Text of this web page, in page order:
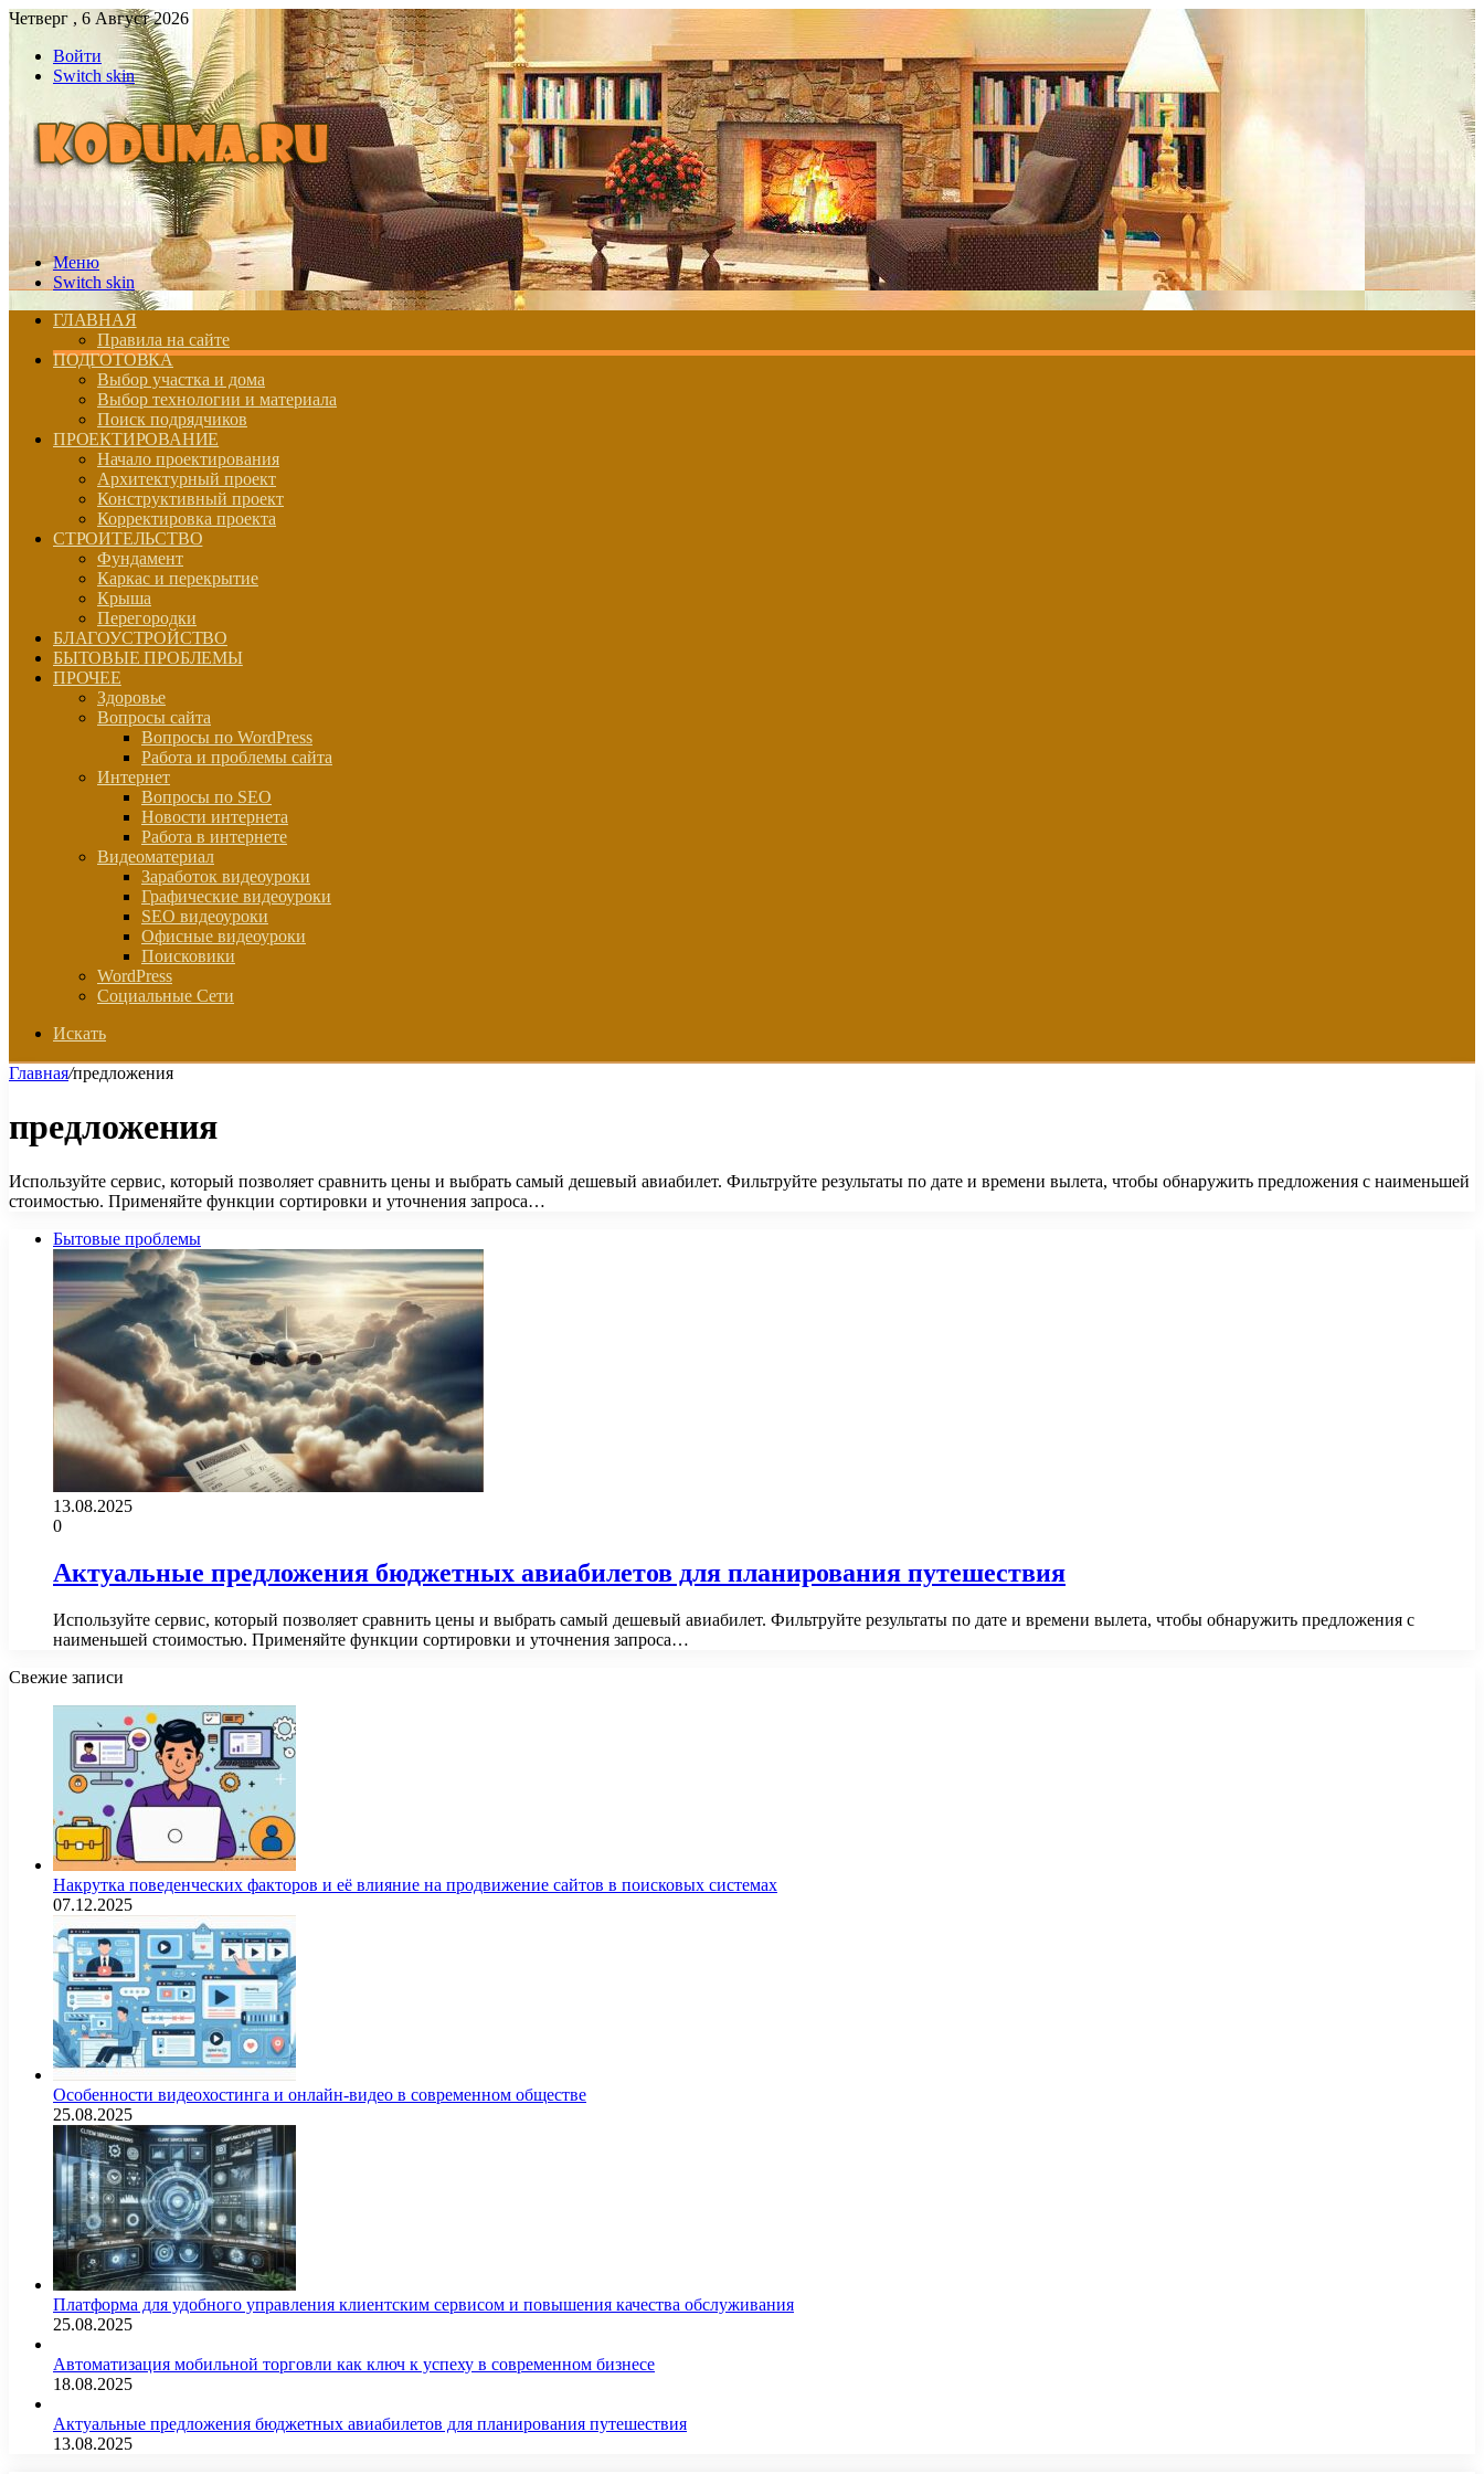
Четверг , 6 Август 2026
Войти
Switch skin
Меню
Switch skin
ГЛАВНАЯ
Правила на сайте
ПОДГОТОВКА
Выбор участка и дома
Выбор технологии и материала
Поиск подрядчиков
ПРОЕКТИРОВАНИЕ
Начало проектирования
Архитектурный проект
Конструктивный проект
Корректировка проекта
СТРОИТЕЛЬСТВО
Фундамент
Каркас и перекрытие
Крыша
Перегородки
БЛАГОУСТРОЙСТВО
БЫТОВЫЕ ПРОБЛЕМЫ
ПРОЧЕЕ
Здоровье
Вопросы сайта
Вопросы по WordPress
Работа и проблемы сайта
Интернет
Вопросы по SEO
Новости интернета
Работа в интернете
Видеоматериал
Заработок видеоуроки
Графические видеоуроки
SEO видеоуроки
Офисные видеоуроки
Поисковики
WordPress
Социальные Сети
Искать
Главная/предложения
предложения
Используйте сервис, который позволяет сравнить цены и выбрать самый дешевый авиабилет. Фильтруйте результаты по дате и времени вылета, чтобы обнаружить предложения с наименьшей
стоимостью. Применяйте функции сортировки и уточнения запроса…
Бытовые проблемы
13.08.2025
0
Актуальные предложения бюджетных авиабилетов для планирования путешествия
Используйте сервис, который позволяет сравнить цены и выбрать самый дешевый авиабилет. Фильтруйте результаты по дате и времени вылета, чтобы обнаружить предложения с
наименьшей стоимостью. Применяйте функции сортировки и уточнения запроса…
Свежие записи
Накрутка поведенческих факторов и её влияние на продвижение сайтов в поисковых системах
07.12.2025
Особенности видеохостинга и онлайн-видео в современном обществе
25.08.2025
Платформа для удобного управления клиентским сервисом и повышения качества обслуживания
25.08.2025
Автоматизация мобильной торговли как ключ к успеху в современном бизнесе
18.08.2025
Актуальные предложения бюджетных авиабилетов для планирования путешествия
13.08.2025